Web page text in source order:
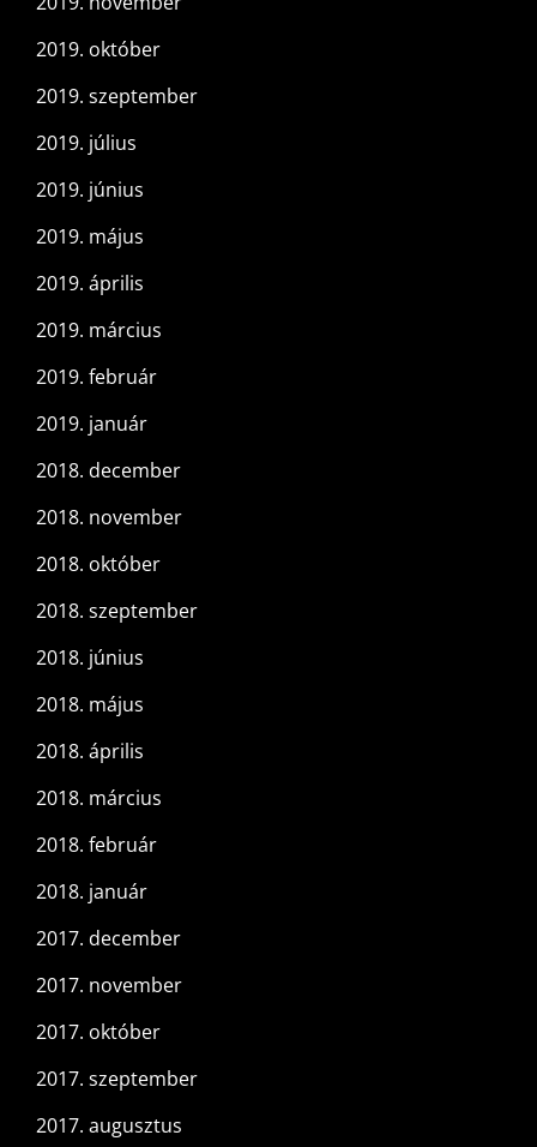
2019. október
2019. szeptember
2019. július
2019. június
2019. május
2019. április
2019. március
2019. február
2019. január
2018. december
2018. november
2018. október
2018. szeptember
2018. június
2018. május
2018. április
2018. március
2018. február
2018. január
2017. december
2017. november
2017. október
2017. szeptember
2017. augusztus